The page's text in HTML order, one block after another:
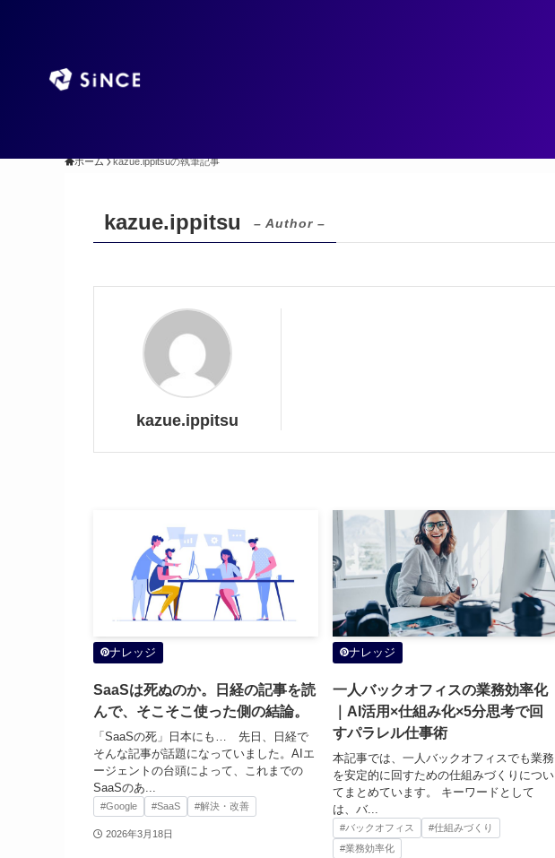
ホーム kazue.ippitsuの執筆記事
kazue.ippitsu – Author –
kazue.ippitsu
ナレッジ
SaaSは死ぬのか。日経の記事を読
んで、そこそこ使った側の結論。
「SaaSの死」日本にも… 先日、日経で
そんな記事が話題になっていました。AIエ
ージェントの台頭によって、これまでの
SaaSのあ...
#Google #SaaS #解決・改善
2026年3月18日
ナレッジ
一人バックオフィスの業務効率化
｜AI活用×仕組み化×5分思考で回
すパラレル仕事術
本記事では、一人バックオフィスでも業務
を安定的に回すための仕組みづくりについ
てまとめています。 キーワードとして
は、バ...
#バックオフィス
#仕組みづくり
#業務効率化